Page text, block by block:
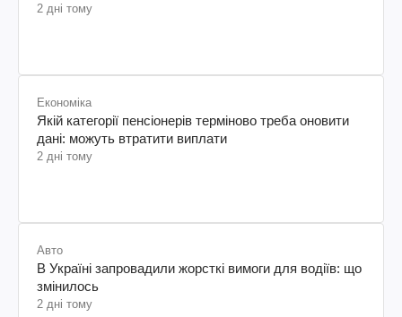
2 дні тому
Економіка
Якій категорії пенсіонерів терміново треба оновити
дані: можуть втратити виплати
2 дні тому
Авто
В Україні запровадили жорсткі вимоги для водіїв: що
змінилось
2 дні тому